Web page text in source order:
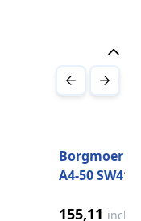
Borgmoer
A4-50 SW41
155,11 incl.